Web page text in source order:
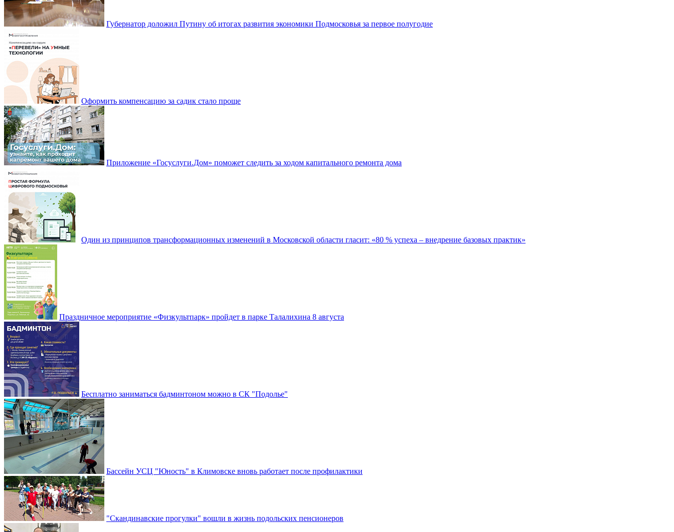
Губернатор доложил Путину об итогах развития экономики Подмосковья за первое полугодие
Оформить компенсацию за садик стало проще
Приложение «Госуслуги.Дом» поможет следить за ходом капитального ремонта дома
Один из принципов трансформационных изменений в Московской области гласит: «80 % успеха – внедрение базовых практик»
Праздничное мероприятие «Физкультпарк» пройдет в парке Талалихина 8 августа
Бесплатно заниматься бадминтоном можно в СК "Подолье"
Бассейн УСЦ "Юность" в Климовске вновь работает после профилактики
"Скандинавские прогулки" вошли в жизнь подольских пенсионеров